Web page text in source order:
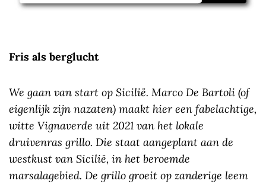
Fris als berglucht
We gaan van start op Sicilië. Marco De Bartoli (of
eigenlijk zijn nazaten) maakt hier een fabelachtige,
witte Vignaverde uit 2021 van het lokale
druivenras grillo. Die staat aangeplant aan de
westkust van Sicilië, in het beroemde
marsalagebied­. De grillo groeit op zanderige leem